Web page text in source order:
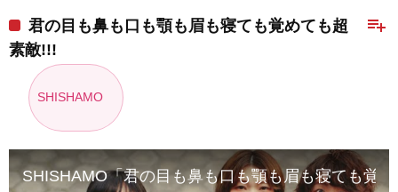
playlist_add
君の目も鼻も口も顎も眉も寝ても覚めても超
素敵!!!
SHISHAMO
SHISHAMO「君の目も鼻も口も顎も眉も寝ても覚